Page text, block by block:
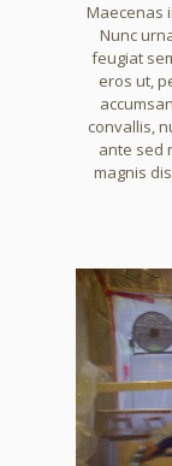
Maecenas
Nunc
feugiat
eros ut,
convallis,
ante sed
magnis